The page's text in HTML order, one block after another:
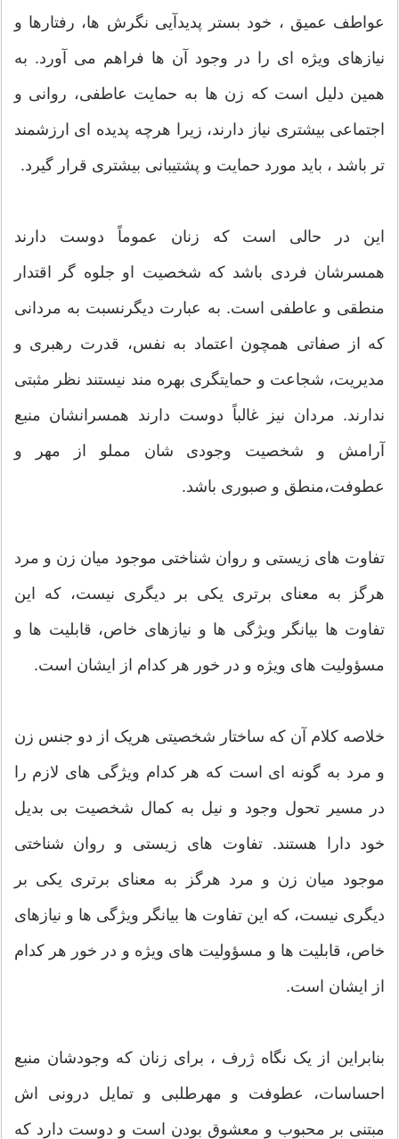
عواطف عمیق ، خود بستر پدیدآیی نگرش ها، رفتارها و
نیازهای ویژه ای را در وجود آن ها فراهم می آورد. به
همین دلیل است که زن ها به حمایت عاطفی، روانی و
اجتماعی بیشتری نیاز دارند، زیرا هرچه پدیده ای ارزشمند
تر باشد ، باید مورد حمایت و پشتیبانی بیشتری قرار گیرد.
این در حالی است که زنان عموماً دوست دارند
همسرشان فردی باشد که شخصیت او جلوه گر اقتدار
منطقی و عاطفی است. به عبارت دیگرنسبت به مردانی
که از صفاتی همچون اعتماد به نفس، قدرت رهبری و
مدیریت، شجاعت و حمایتگری بهره مند نیستند نظر مثبتی
ندارند. مردان نیز غالباً دوست دارند همسرانشان منبع
آرامش و شخصیت وجودی شان مملو از مهر و
عطوفت،منطق و صبوری باشد.
تفاوت های زیستی و روان شناختی موجود میان زن و مرد
هرگز به معنای برتری یکی بر دیگری نیست، که این
تفاوت ها بیانگر ویژگی ها و نیازهای خاص، قابلیت ها و
مسؤولیت های ویژه و در خور هر کدام از ایشان است.
خلاصه کلام آن که ساختار شخصیتی هریک از دو جنس زن
و مرد به گونه ای است که هر کدام ویژگی های لازم را
در مسیر تحول وجود و نیل به کمال شخصیت بی بدیل
خود دارا هستند. تفاوت های زیستی و روان شناختی
موجود میان زن و مرد هرگز به معنای برتری یکی بر
دیگری نیست، که این تفاوت ها بیانگر ویژگی ها و نیازهای
خاص، قابلیت ها و مسؤولیت های ویژه و در خور هر کدام
از ایشان است.
بنابراین از یک نگاه ژرف ، برای زنان که وجودشان منبع
احساسات، عطوفت و مهرطلبی و تمایل درونی اش
مبتنی بر محبوب و معشوق بودن است و دوست دارد که